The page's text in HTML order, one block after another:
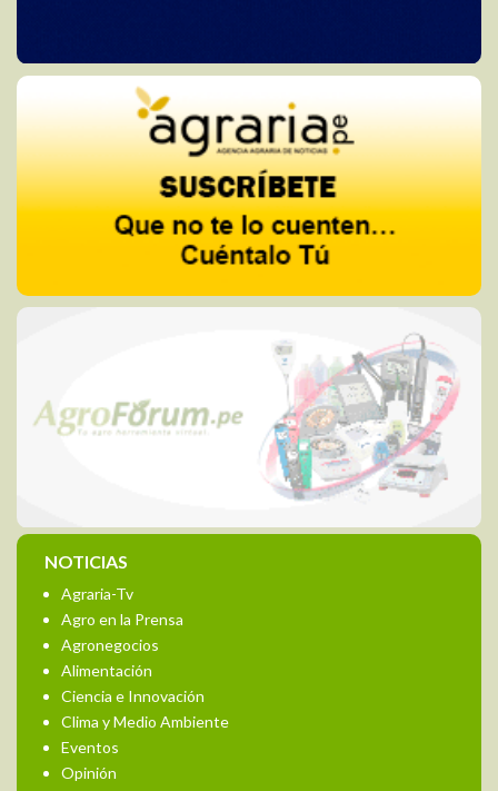
NOTICIAS
Agraria-Tv
Agro en la Prensa
Agronegocios
Alimentación
Ciencia e Innovación
Clima y Medio Ambiente
Eventos
Opinión